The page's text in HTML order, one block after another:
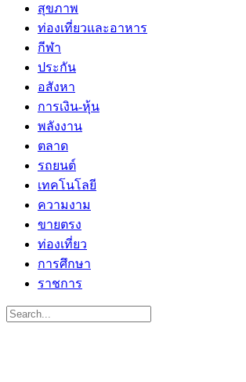
สุขภาพ
ท่องเที่ยวและอาหาร
กีฬา
ประกัน
อสังหา
การเงิน-หุ้น
พลังงาน
ตลาด
รถยนต์
เทคโนโลยี
ความงาม
ขายตรง
ท่องเที่ยว
การศึกษา
ราชการ